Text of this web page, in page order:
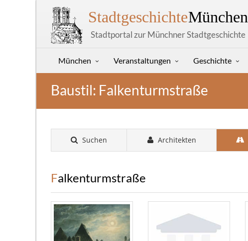
StadtgeschichteMünchen
Stadtportal zur Münchner Stadtgeschichte
München Veranstaltungen Geschichte
Baustil: Falkenturmstraße
Suchen Architekten
Falkenturmstraße